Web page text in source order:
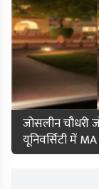
जोसलीन चौधरी
यूनिवर्सिटी में